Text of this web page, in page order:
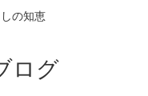
の知恵
ログ